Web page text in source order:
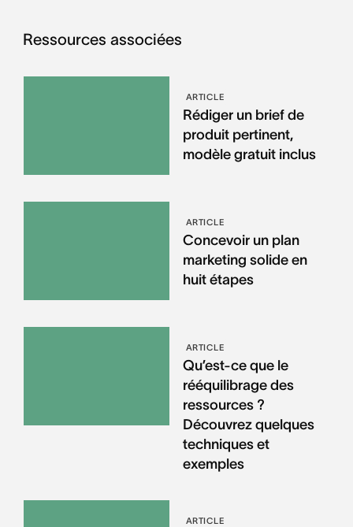
Ressources associées
ARTICLE
Rédiger un brief de
produit pertinent,
modèle gratuit inclus
ARTICLE
Concevoir un plan
marketing solide en
huit étapes
ARTICLE
Qu’est-ce que le
rééquilibrage des
ressources ?
Découvrez quelques
techniques et
exemples
ARTICLE